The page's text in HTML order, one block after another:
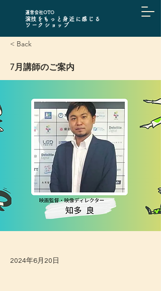
​運営会社OTO
​演技をもっと身近に感じる
ワークショップ
< Back
7月講師のご案内
2024年6月20日